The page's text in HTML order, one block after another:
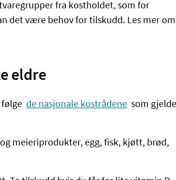
fra kostholdet, som for
det være behov for tilskudd. Les mer om
eldre
følge de nasjonale kostrådene som
meieriprodukter, egg, fisk, kjøtt, brød,